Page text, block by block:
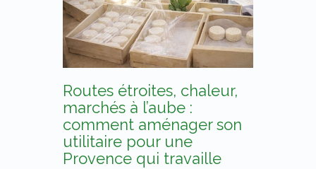
Routes étroites, chaleur,
marchés à l’aube :
comment aménager son
utilitaire pour une
Provence qui travaille